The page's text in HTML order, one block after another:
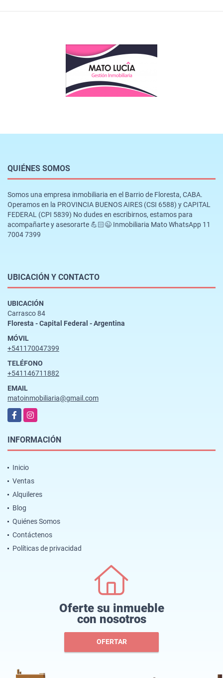
QUIÉNES SOMOS
Somos una empresa inmobiliaria en el Barrio de Floresta, CABA.
Operamos en la PROVINCIA BUENOS AIRES (CSI 6588) y CAPITAL
FEDERAL (CPI 5839) No dudes en escribirnos, estamos para
acompañarte y asesorarte 💪🏻😉 Inmobiliaria Mato WhatsApp 11
7004 7399
UBICACIÓN Y CONTACTO
UBICACIÓN
Carrasco 84
Floresta - Capital Federal - Argentina
MÓVIL
+541170047399
TELÉFONO
+541146711882
EMAIL
matoinmobiliaria@gmail.com
FacebookInstagram
INFORMACIÓN
Inicio
Ventas
Alquileres
Blog
Quiénes Somos
Contáctenos
Políticas de privacidad
Oferte su inmueble
con nosotros
OFERTAR